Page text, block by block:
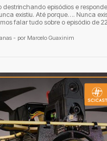
destrinchando episódios e
existiu. Até porque…. Nunca
falar tudo sobre o episódio de
- por Marcelo Guaxinim